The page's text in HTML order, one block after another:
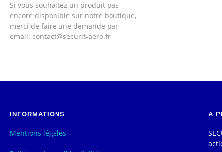
Si vous souhaitez un produit pas
encore disponible sur notre boutique,
merci de faire une demande par
email: contact@securit-aero.fr
INFORMATIONS
Mentions légales
A